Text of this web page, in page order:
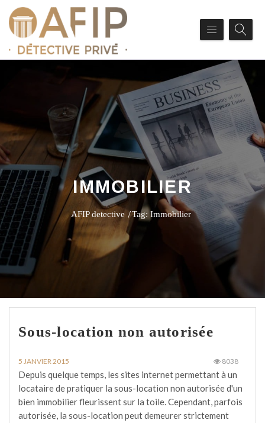
IMMOBILIER
AFIP detective Tag: Immobilier
Sous-location non autorisée
5 JANVIER 2015 8038
Depuis quelque temps, les sites internet permettant à un
locataire de pratiquer la sous-location non autorisée d'un
bien immobilier fleurissent sur la toile. Cependant, parfois
autorisée, la sous-location peut demeurer strictement